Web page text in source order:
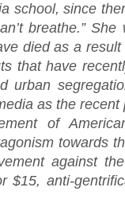
school, since
breathe.”
died as a result
that have
urban
as the recent
of
towards
against
$15, anti-